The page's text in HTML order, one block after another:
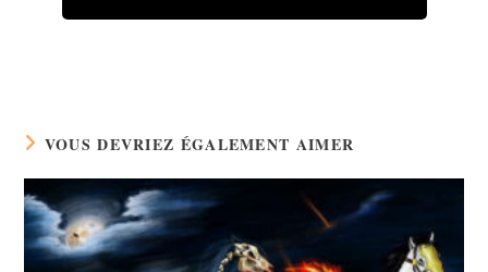
VOUS DEVRIEZ ÉGALEMENT AIMER